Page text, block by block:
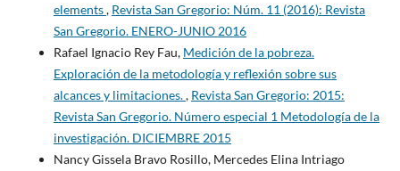
elements, Revista San Gregorio: Núm. 11 (2016): Revista
San Gregorio. ENERO-JUNIO 2016
Rafael Ignacio Rey Fau, Medición de la pobreza.
Exploración de la metodología y reflexión sobre sus
alcances y limitaciones., Revista San Gregorio: 2015:
Revista San Gregorio. Número especial 1 Metodología de la
investigación. DICIEMBRE 2015
Nancy Gissela Bravo Rosillo, Mercedes Elina Intriago